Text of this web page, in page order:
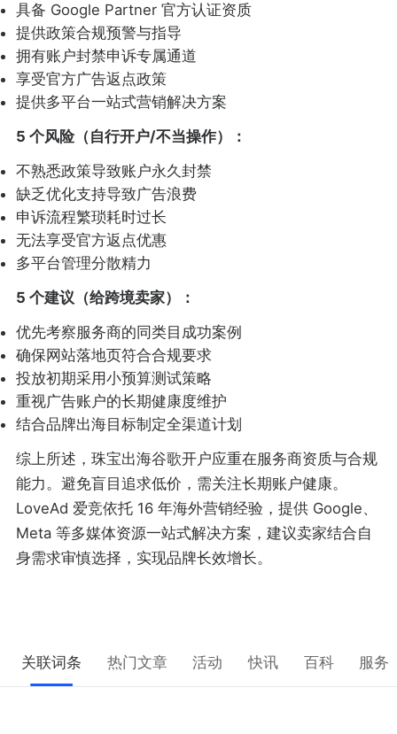
具备 Google Partner 官方认证资质
提供政策合规预警与指导
拥有账户封禁申诉专属通道
享受官方广告返点政策
提供多平台一站式营销解决方案
5 个风险（自行开户/不当操作）：
不熟悉政策导致账户永久封禁
缺乏优化支持导致广告浪费
申诉流程繁琐耗时过长
无法享受官方返点优惠
多平台管理分散精力
5 个建议（给跨境卖家）：
优先考察服务商的同类目成功案例
确保网站落地页符合合规要求
投放初期采用小预算测试策略
重视广告账户的长期健康度维护
结合品牌出海目标制定全渠道计划
综上所述，珠宝出海谷歌开户应重在服务商资质与合规
能力。避免盲目追求低价，需关注长期账户健康。
LoveAd 爱竞依托 16 年海外营销经验，提供 Google、
Meta 等多媒体资源一站式解决方案，建议卖家结合自
身需求审慎选择，实现品牌长效增长。
关联词条 热门文章 活动 快讯 百科 服务